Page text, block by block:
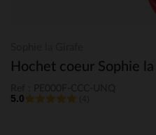
Hochet coeur Sophie
5.0